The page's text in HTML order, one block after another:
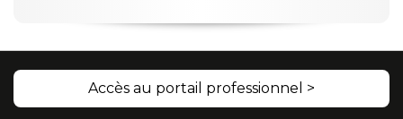
Accès au portail professionnel >